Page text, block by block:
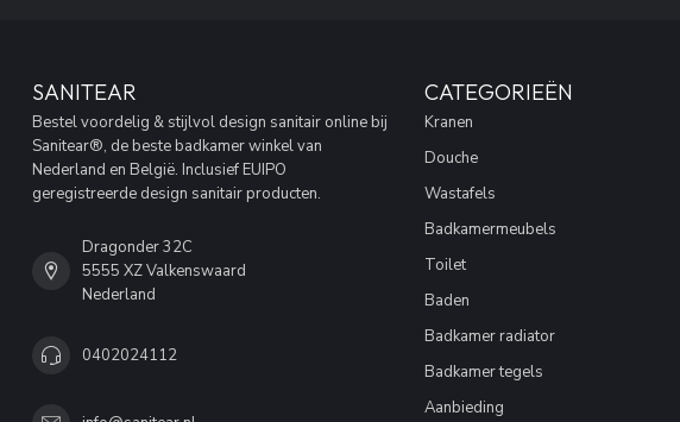
SANITEAR
Bestel voordelig & stijlvol design sanitair online bij
Sanitear®, de beste badkamer winkel van
Nederland en België. Inclusief EUIPO
geregistreerde design sanitair producten.
Dragonder 32C
5555 XZ Valkenswaard
Nederland
0402024112
CATEGORIEËN
Kranen
Douche
Wastafels
Badkamermeubels
Toilet
Baden
Badkamer radiator
Badkamer tegels
Aanbieding